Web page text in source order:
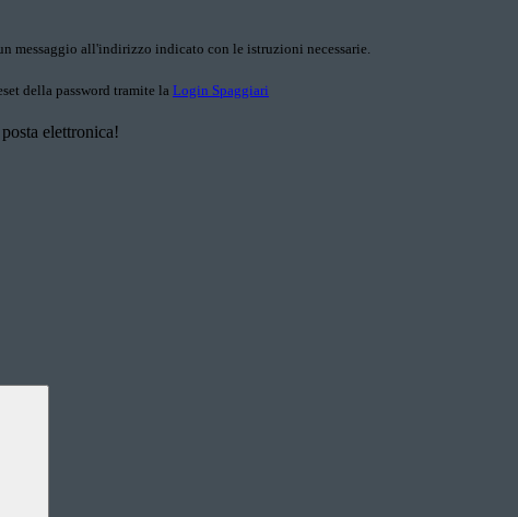
messaggio all'indirizzo indicato con le istruzioni necessarie.
della password tramite la Login Spaggiari
elettronica!